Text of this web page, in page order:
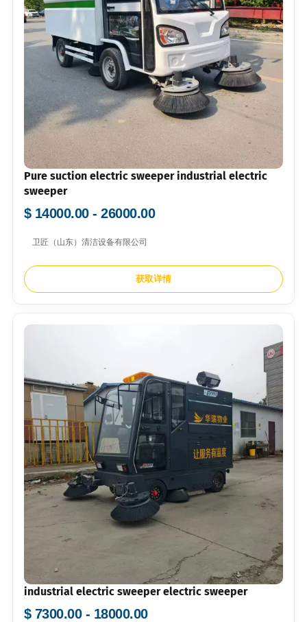
Pure suction electric sweeper industrial electric
sweeper
$ 14000.00 - 26000.00
卫匠（山东）清洁设备有限公司
获取详情
industrial electric sweeper electric sweeper
$ 7300.00 - 18000.00